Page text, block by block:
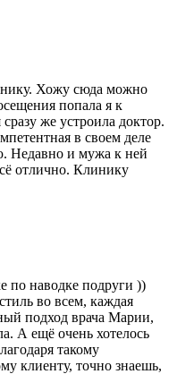
Хожу сюда можно
попала я к
же устроила доктор.
в своем деле
Недавно и мужа к ней
отлично. Клинику
по наводке подруги ))
во всем, каждая
подход врача Марии,
А ещё очень хотелось
такому
клиенту, точно знаешь,